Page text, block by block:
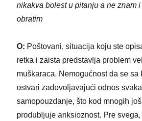
nikakva bolest u pitanju a ne znam
obratim
O: Poštovani, situacija koju ste
retka i zaista predstavlja problem
muškaraca. Nemogućnost da se sa
ostvari zadovoljavajući odnos
samopouzdanje, što kod mnogih
produbljuje anksioznost. Pre svega,